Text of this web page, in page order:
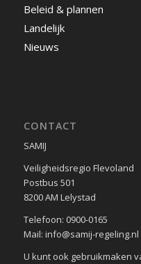
Beleid & plannen
Landelijk
Nieuws
CONTACT
SAMIJ
Veiligheidsregio Flevoland
Postbus 501
8200 AM Lelystad
Telefoon: 0900-0165
Mail: info@samij-regeling.nl
U kunt ook gebruikmaken